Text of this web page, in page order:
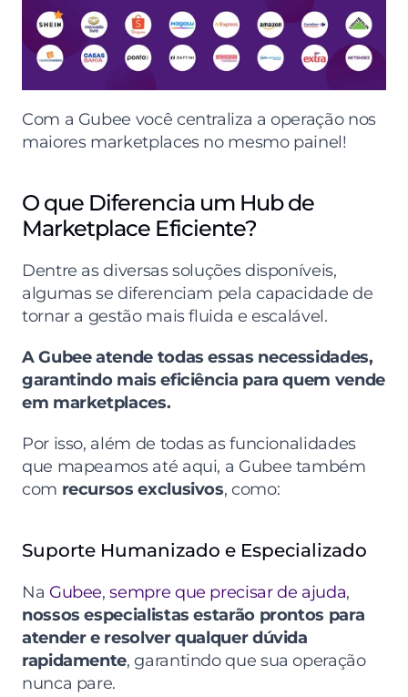
Com a Gubee você centraliza a operação nos
maiores marketplaces no mesmo painel!
O que Diferencia um Hub de
Marketplace Eficiente?
Dentre as diversas soluções disponíveis,
algumas se diferenciam pela capacidade de
tornar a gestão mais fluida e escalável.
A Gubee atende todas essas necessidades,
garantindo mais eficiência para quem vende
em marketplaces.
Por isso, além de todas as funcionalidades
que mapeamos até aqui, a Gubee também
com recursos exclusivos, como:
Suporte Humanizado e Especializado
Na Gubee, sempre que precisar de ajuda
nossos especialistas estarão prontos para
atender e resolver qualquer dúvida
rapidamente, garantindo que sua operação
nunca pare.